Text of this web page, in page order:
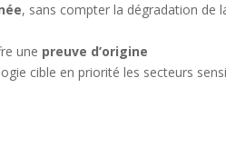
, sans compter la dégradation de
une preuve d’origine
cible en priorité les secteurs